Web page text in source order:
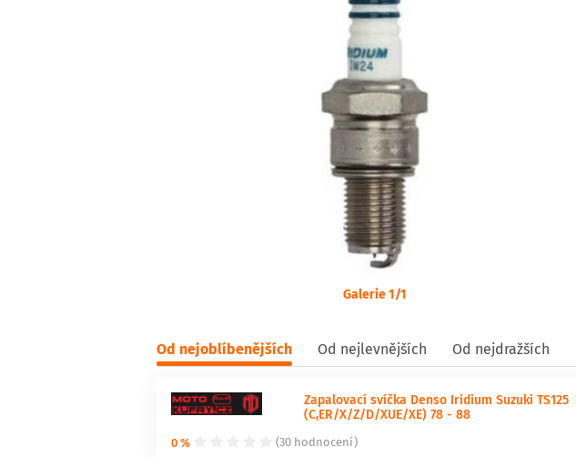
Galerie 1/1
Od nejoblíbenějších Od nejlevnějších Od nejdražších
0 % (30 hodnocení)
Zapalovací svíčka Denso Iridium Suzuki TS125
(C,ER/X/Z/D/XUE/XE) 78 - 88